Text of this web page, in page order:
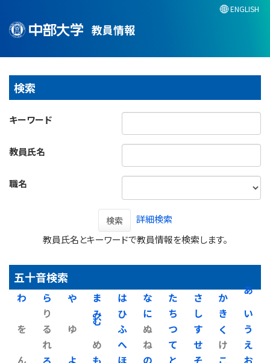
教員情報
ENGLISH
検索
キーワード
教員氏名
職名
検索
詳細検索
教員氏名とキーワードで教員情報を検索します。
五十音検索
あ
い
う
え
お
か
き
く
け
こ
さ
し
す
せ
そ
た
ち
つ
て
と
な
に
ぬ
ね
の
は
ひ
ふ
へ
ほ
ま
み
む
め
も
や
ゆ
よ
ら
り
る
れ
ろ
わ
を
ん